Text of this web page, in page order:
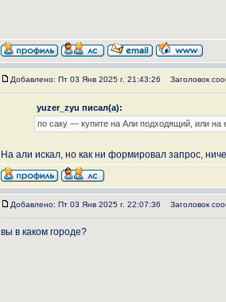
Добавлено: Пт 03 Янв 2025 г. 21:43:26 Заголовок
yuzer_zyu писал(а):
по саку — купите на Али подходящий, или на
На али искал, но как ни формировал запрос,
Добавлено: Пт 03 Янв 2025 г. 22:07:36 Заголовок
вы в каком городе?